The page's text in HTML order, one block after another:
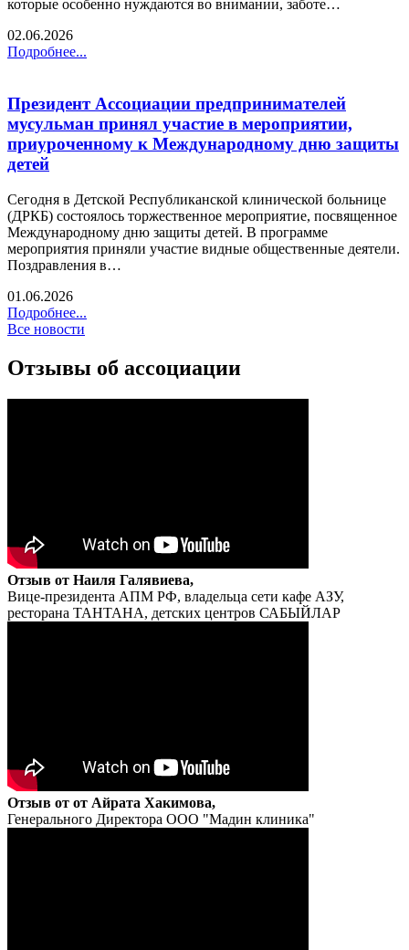
которые особенно нуждаются во внимании, заботе…
02.06.2026
Подробнее...
Президент Ассоциации предпринимателей
мусульман принял участие в мероприятии,
приуроченному к Международному дню защиты
детей
Сегодня в Детской Республиканской клинической больнице
(ДРКБ) состоялось торжественное мероприятие, посвященное
Международному дню защиты детей. В программе
мероприятия приняли участие видные общественные деятели.
Поздравления в…
01.06.2026
Подробнее...
Все новости
Отзывы об ассоциации
Отзыв от Наиля Галявиева,
Вице-президента АПМ РФ, владельца сети кафе АЗУ,
ресторана ТАНТАНА, детских центров САБЫЙЛАР
Отзыв от от Айрата Хакимова,
Генерального Директора ООО "Мадин клиника"